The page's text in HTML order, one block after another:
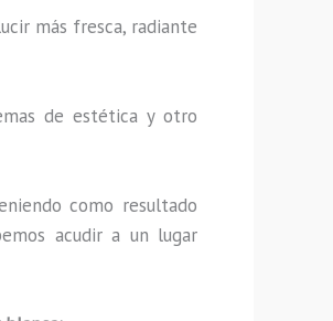
más fresca, radiante
de estética y otro
como resultado
acudir a un lugar